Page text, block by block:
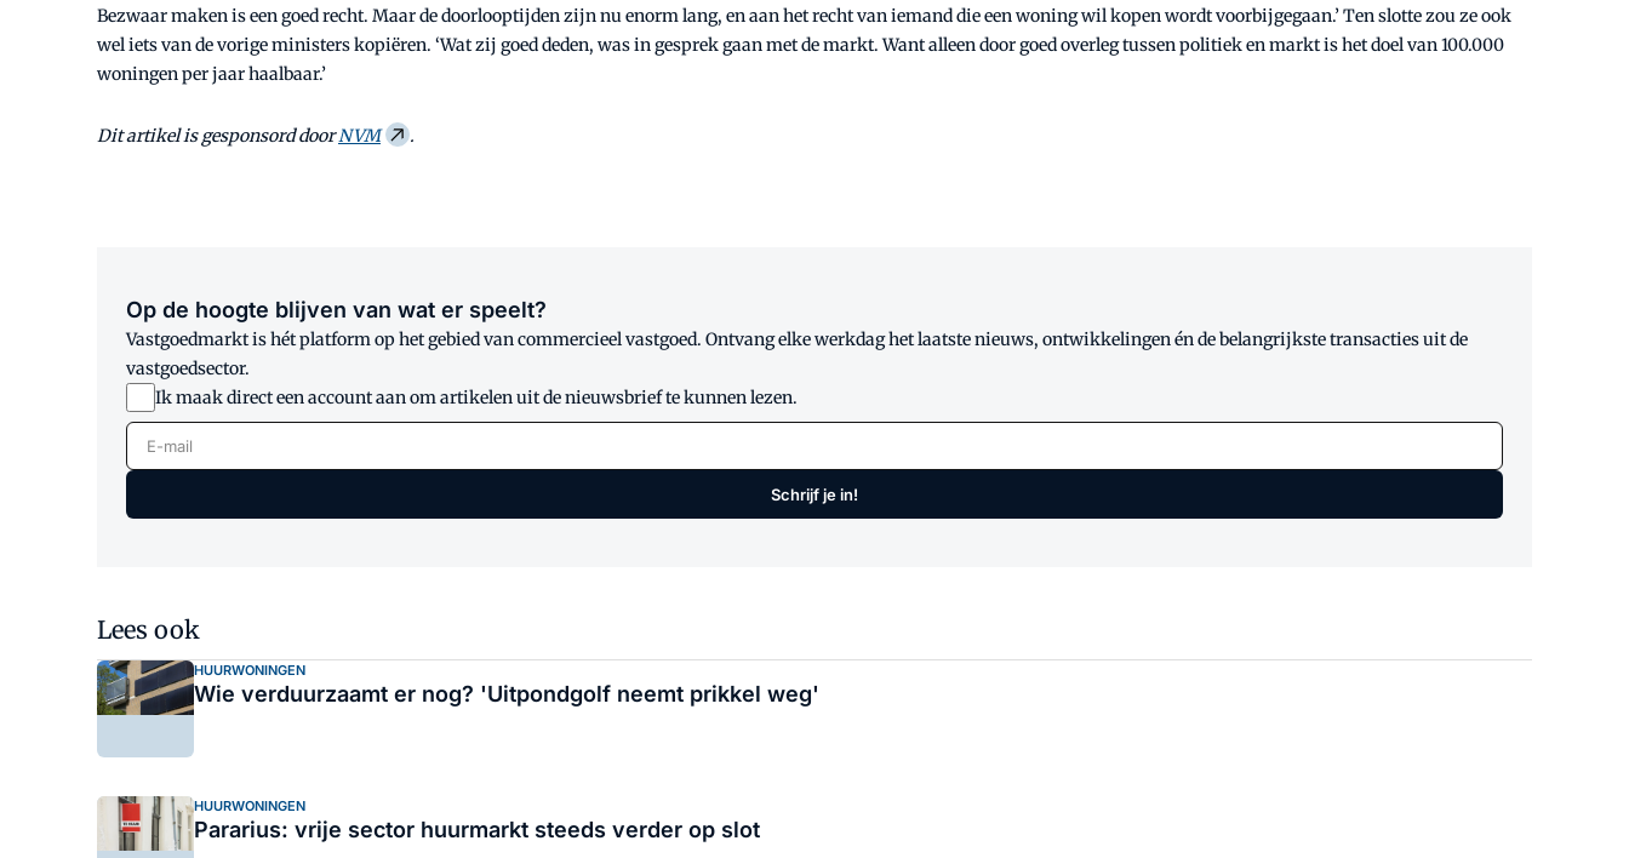
Bezwaar maken is een goed recht. Maar de doorlooptijden zijn nu enorm lang, en aan het recht van iemand die een woning wil kopen wordt voorbijgegaan.’ Ten slotte zou ze ook
wel iets van de vorige ministers kopiëren. ‘Wat zij goed deden, was in gesprek gaan met de markt. Want alleen door goed overleg tussen politiek en markt is het doel van 100.000
woningen per jaar haalbaar.’
Dit artikel is gesponsord doorNVM .
Op de hoogte blijven van wat er speelt?
Vastgoedmarkt is hét platform op het gebied van commercieel vastgoed. Ontvang elke werkdag het laatste nieuws, ontwikkelingen én de belangrijkste transacties uit de
vastgoedsector.
Ik maak direct een account aan om artikelen uit de nieuwsbrief te kunnen lezen.
E-mail
Schrijf je in!
Lees ook
HUURWONINGEN
Wie verduurzaamt er nog? 'Uitpondgolf neemt prikkel weg'
HUURWONINGEN
Pararius: vrije sector huurmarkt steeds verder op slot